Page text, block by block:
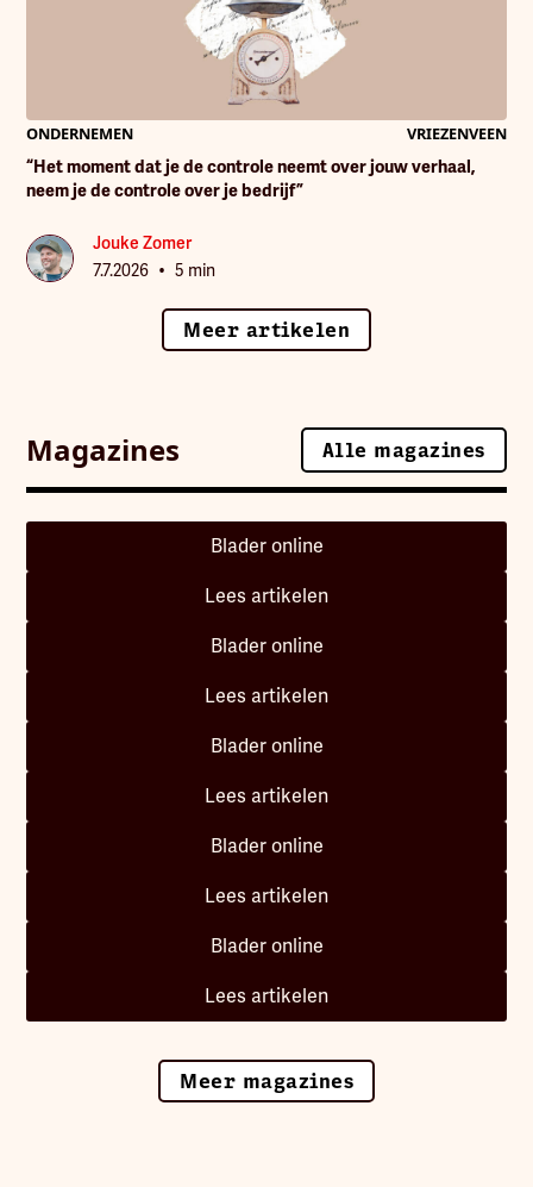
ONDERNEMEN
VRIEZENVEEN
“Het moment dat je de controle neemt over jouw verhaal,
neem je de controle over je bedrijf”
Jouke Zomer
7.7.2026 • 5 min
Meer artikelen
Magazines
Alle magazines
Alle magazines
Blader online
Lees artikelen
Blader online
Lees artikelen
Blader online
Lees artikelen
Blader online
Lees artikelen
Blader online
Lees artikelen
Meer magazines